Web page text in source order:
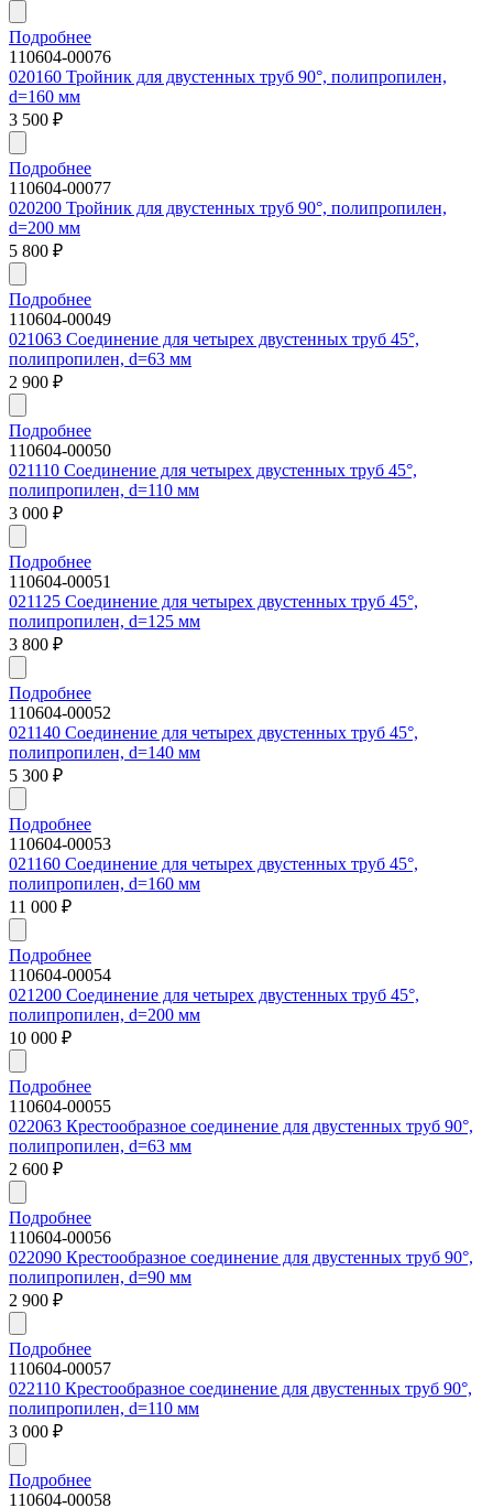
Подробнее
110604-00076
020160 Тройник для двустенных труб 90°, полипропилен,
d=160 мм
3 500 ₽
Подробнее
110604-00077
020200 Тройник для двустенных труб 90°, полипропилен,
d=200 мм
5 800 ₽
Подробнее
110604-00049
021063 Соединение для четырех двустенных труб 45°,
полипропилен, d=63 мм
2 900 ₽
Подробнее
110604-00050
021110 Соединение для четырех двустенных труб 45°,
полипропилен, d=110 мм
3 000 ₽
Подробнее
110604-00051
021125 Соединение для четырех двустенных труб 45°,
полипропилен, d=125 мм
3 800 ₽
Подробнее
110604-00052
021140 Соединение для четырех двустенных труб 45°,
полипропилен, d=140 мм
5 300 ₽
Подробнее
110604-00053
021160 Соединение для четырех двустенных труб 45°,
полипропилен, d=160 мм
11 000 ₽
Подробнее
110604-00054
021200 Соединение для четырех двустенных труб 45°,
полипропилен, d=200 мм
10 000 ₽
Подробнее
110604-00055
022063 Крестообразное соединение для двустенных труб 90°,
полипропилен, d=63 мм
2 600 ₽
Подробнее
110604-00056
022090 Крестообразное соединение для двустенных труб 90°,
полипропилен, d=90 мм
2 900 ₽
Подробнее
110604-00057
022110 Крестообразное соединение для двустенных труб 90°,
полипропилен, d=110 мм
3 000 ₽
Подробнее
110604-00058